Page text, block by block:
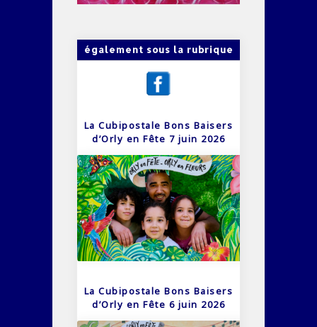
également sous la rubrique
La Cubipostale Bons Baisers
d’Orly en Fête 7 juin 2026
La Cubipostale Bons Baisers
d’Orly en Fête 6 juin 2026